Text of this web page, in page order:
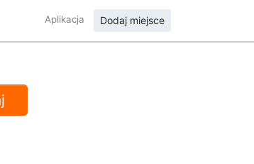
Aplikacja Dodaj miejsce